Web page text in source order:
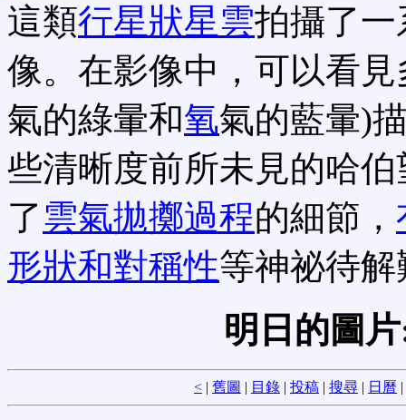
這類行星狀星雲拍攝了
像。在影像中，可以看
氣的綠暈和氧氣的藍暈)
些清晰度前所未見的哈
了 雲氣拋擲過程的細節，
形狀和對稱性等神祕待解
明日的圖
< | 舊圖 | 目錄 | 投稿 | 搜尋 | 日曆 |